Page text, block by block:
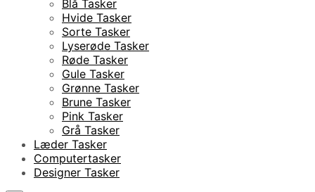
Blå Tasker
Hvide Tasker
Sorte Tasker
Lyserøde Tasker
Røde Tasker
Gule Tasker
Grønne Tasker
Brune Tasker
Pink Tasker
Grå Tasker
Læder Tasker
Computertasker
Designer Tasker